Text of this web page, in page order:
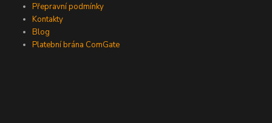
Přepravní podmínky
Kontakty
Blog
Platební brána ComGate